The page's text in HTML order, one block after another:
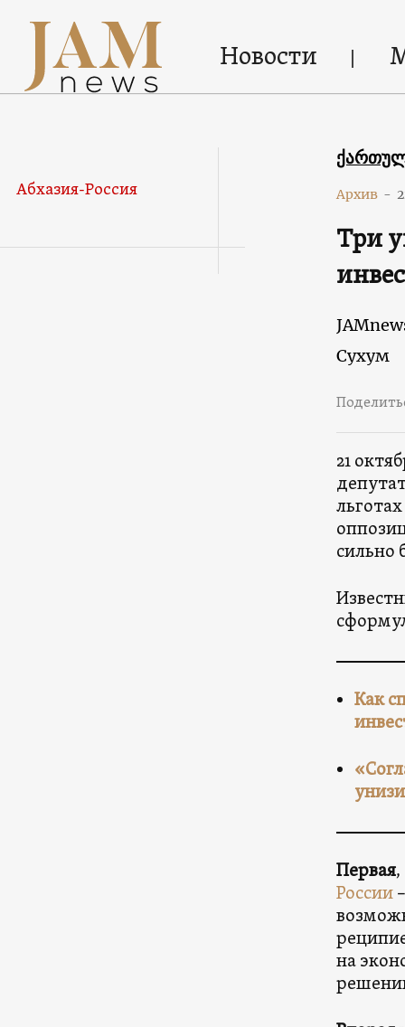
Новости
Абхазия-Россия Архив -
Три
Сухум
21
сильно
Как
Первая
России
на